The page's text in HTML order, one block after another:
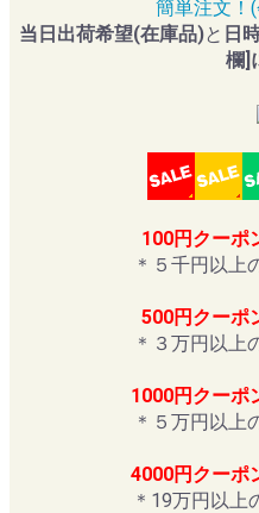
簡単注文！
当日出荷希望(在庫品)と 日
欄]
100円クー
＊５千円以上
500円クー
＊３万円以上
1000円クー
＊５万円以上
4000円クー
＊19万円以上